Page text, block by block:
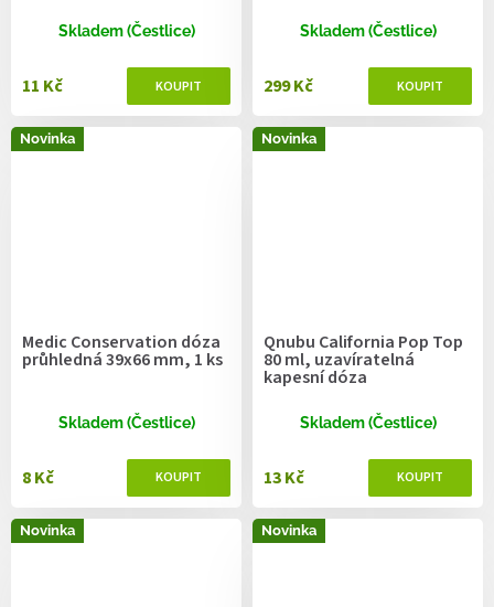
Skladem (Čestlice)
11 Kč
Skladem (Čestlice)
299 Kč
Novinka
Medic Conservation dóza
průhledná 39x66 mm, 1 ks
Skladem (Čestlice)
8 Kč
Novinka
Qnubu California Pop Top
80 ml, uzavíratelná
kapesní dóza
Skladem (Čestlice)
13 Kč
Novinka Novinka